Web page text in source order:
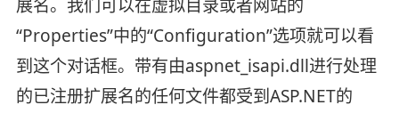
展名。我们可以在虚拟目录或者网站的
“Properties”中的“Configuration”选项就可以看
到这个对话框。带有由aspnet_isapi.dll进行处理
的已注册扩展名的任何文件都受到ASP.NET的